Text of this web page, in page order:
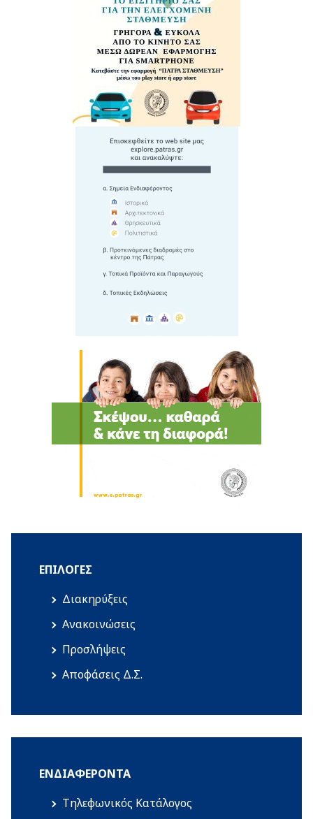
ΕΠΙΛΟΓΈΣ
Διακηρύξεις
Ανακοινώσεις
Προσλήψεις
Αποφάσεις Δ.Σ.
ΕΝΔΙΑΦΈΡΟΝΤΑ
Τηλεφωνικός Κατάλογος